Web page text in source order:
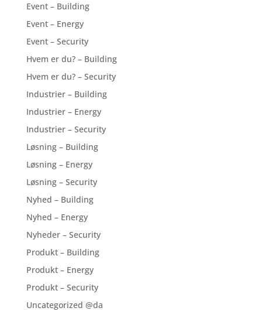
Event – Building
Event – Energy
Event – Security
Hvem er du? – Building
Hvem er du? – Security
Industrier – Building
Industrier – Energy
Industrier – Security
Løsning – Building
Løsning – Energy
Løsning – Security
Nyhed – Building
Nyhed – Energy
Nyheder – Security
Produkt – Building
Produkt – Energy
Produkt – Security
Uncategorized @da